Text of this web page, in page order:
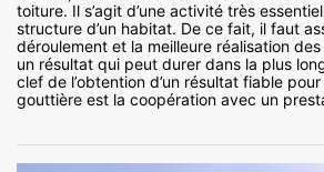
toiture. Il s’agit d’une activité très
structure d’un habitat. De ce fait, il faut
déroulement et la meilleure réalisation
un résultat qui peut durer dans la plus
clef de l’obtention d’un résultat fiable
gouttière est la coopération avec un